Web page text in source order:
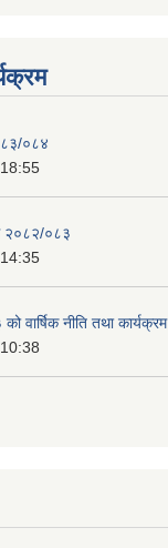
०८४
२०८२/०८३
वार्षिक नीति तथा कार्यक्रम